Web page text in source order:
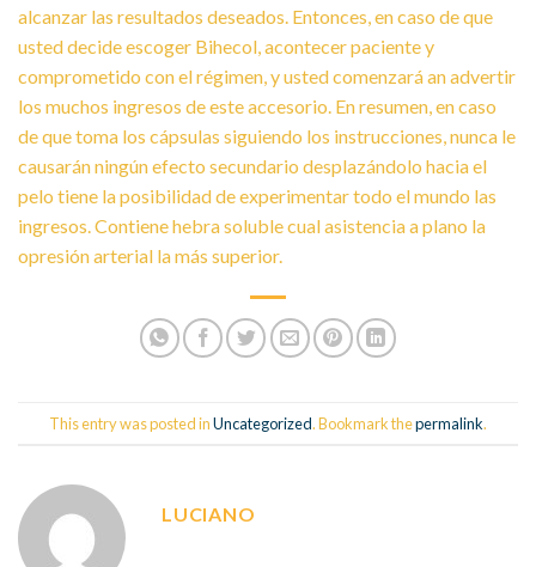
alcanzar las resultados deseados. Entonces, en caso de que
usted decide escoger Bihecol, acontecer paciente y
comprometido con el régimen, y usted comenzará an advertir
los muchos ingresos de este accesorio. En resumen, en caso
de que toma los cápsulas siguiendo los instrucciones, nunca le
causarán ningún efecto secundario desplazándolo hacia el
pelo tiene la posibilidad de experimentar todo el mundo las
ingresos. Contiene hebra soluble cual asistencia a plano la
opresión arterial la más superior.
This entry was posted inUncategorized. Bookmark thepermalink.
LUCIANO